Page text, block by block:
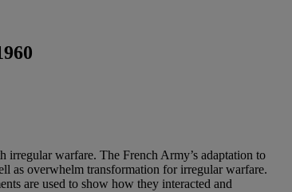
irregular warfare. The French Army’s adaptation to
as overwhelm transformation for irregular warfare.
are used to show how they interacted and